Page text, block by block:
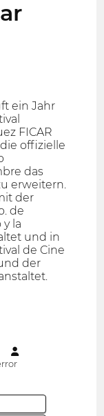
ein Jahr
FICAR
offizielle
das
erweitern.
der
de
la
und in
de Cine
der